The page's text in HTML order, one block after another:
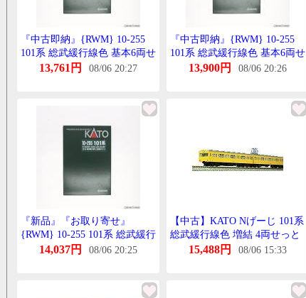
『中古即納』{RWM} 10-255
101系 総武緩行線色 基本6両せ
っと(動力付き) Nげーじ 鉄道
13,761円 08/06 20:27
『中古即納』{RWM} 10-255
101系 総武緩行線色 基本6両せ
っと(動力付き) Nげーじ 鉄道
13,900円 08/06 20:26
『新品』『お取り寄せ』
{RWM} 10-255 101系 総武緩行
線色 基本6両せっと Nげーじ
14,037円 08/06 20:25
【中古】KATO Nげーじ 101系
総武緩行線色 増結 4両せっと
10-256 鉄道模型 電車 bme6fzu
15,488円 08/06 15:33